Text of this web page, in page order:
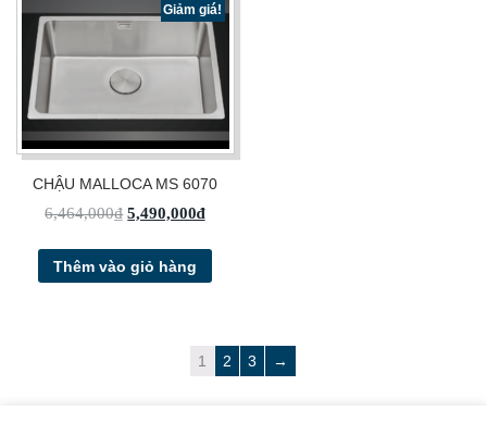
Giảm giá!
CHẬU MALLOCA MS 6070
6,464,000₫ 5,490,000₫
Thêm vào giỏ hàng
1 2 3 →